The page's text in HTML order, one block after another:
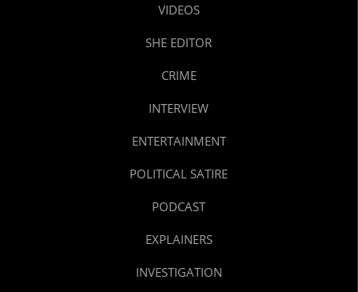
VIDEOS
SHE EDITOR
CRIME
INTERVIEW
ENTERTAINMENT
POLITICAL SATIRE
PODCAST
EXPLAINERS
INVESTIGATION